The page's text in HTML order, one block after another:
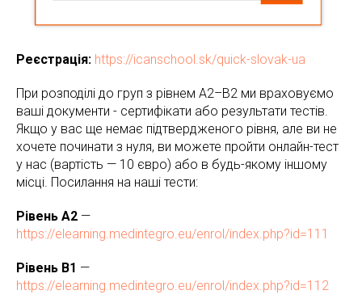
Реєстрація: https://icanschool.sk/quick-slovak-ua
При розподілі до груп з рівнем A2–B2 ми враховуємо
ваші документи - сертифікати або результати тестів.
Якщо у вас ще немає підтвердженого рівня, але ви не
хочете починати з нуля, ви можете пройти онлайн-тест
у нас (вартість — 10 євро) або в будь-якому іншому
місці. Посилання на наші тести:
Рівень A2 —
https://elearning.medintegro.eu/enrol/index.php?id=111
Рівень B1 —
https://elearning.medintegro.eu/enrol/index.php?id=112